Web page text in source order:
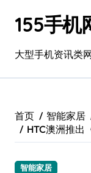
155手机
大型手机资讯类
首页 智能家居
HTC澳洲推出
智能家居